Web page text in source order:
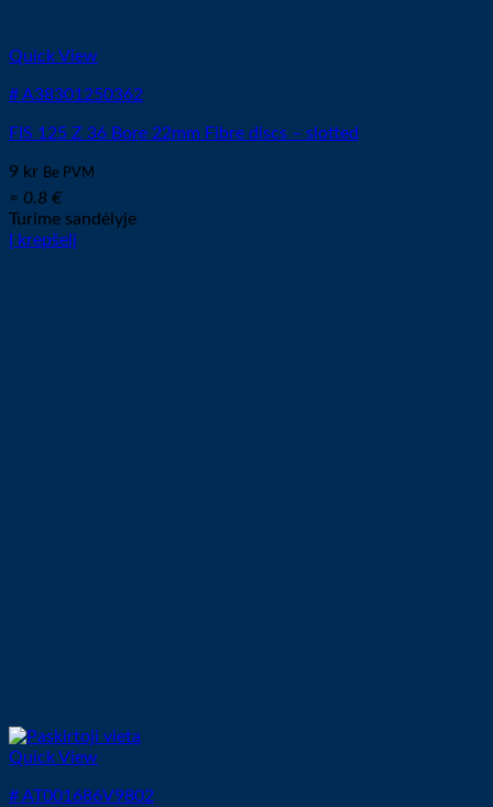
Quick View
# A38301250362
FIS 125 Z 36 Bore 22mm Fibre discs – slotted
9 kr Be PVM
≈ 0.8 €
Turime sandėlyje
Į krepšelį
Quick View
# AT001686V9802